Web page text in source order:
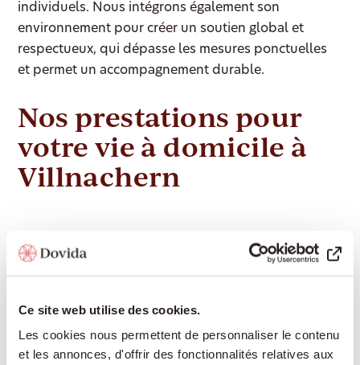
Ce site web utilise des cookies.
Les cookies nous permettent de personnaliser le contenu
et les annonces, d'offrir des fonctionnalités relatives aux
individuels. Nous intégrons également son
environnement pour créer un soutien global et
respectueux, qui dépasse les mesures ponctuelles
et permet un accompagnement durable.
Nos prestations pour
votre vie à domicile à
Villnachern
Dovida propose à Villnachern un large éventail de
services d'accompagnement et de soins pour vous
manière autonome chez vous :